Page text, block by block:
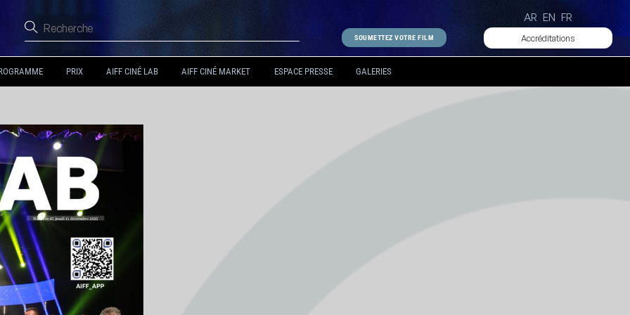
AR EN FR
SOUMETTEZ VOTRE FILM Accréditations
PRIX AIFF CINÉ LAB AIFF CINÉ MARKET ESPACE PRESSE GALERIES